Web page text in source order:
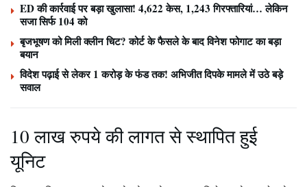
ED की कार्रवाई पर बड़ा खुलासा! 4,622 केस, 1,243 गिरफ्तारियां… लेकिन
सजा सिर्फ 104 को
बृजभूषण को मिली क्लीन चिट? कोर्ट के फैसले के बाद विनेश फोगाट का बड़ा
बयान
विदेश पढ़ाई से लेकर 1 करोड़ के फंड तक! अभिजीत दिपके मामले में उठे बड़े
सवाल
10 लाख रुपये की लागत से स्थापित हुई
यूनिट